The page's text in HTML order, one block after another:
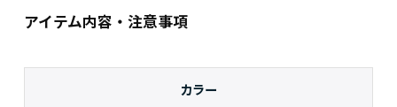
アイテム内容・注意事項
カラー